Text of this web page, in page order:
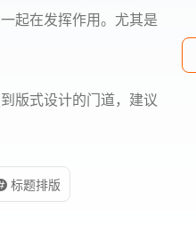
起在发挥作用。尤其是
版式设计的门道，建议
标题排版